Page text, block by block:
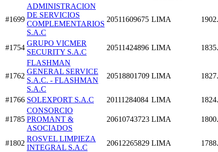
#1699
ADMINISTRACION
DE SERVICIOS
COMPLEMENTARIOS
S.A.C
20511609675 LIMA
#1754
GRUPO VICMER
SECURITY S.A.C
20511424896 LIMA
#1762
FLASHMAN
GENERAL SERVICE
S.A.C. - FLASHMAN
S.A.C
20518801709 LIMA
#1766 SOLEXPORT S.A.C 20111284084 LIMA
#1785
CONSORCIO
PROMANT &
ASOCIADOS
20610743723 LIMA
#1802
ROSVEL LIMPIEZA
INTEGRAL S.A.C
20612265829 LIMA